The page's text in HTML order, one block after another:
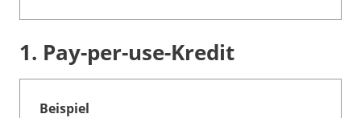
1. Pay-per-use-Kredit
Beispiel